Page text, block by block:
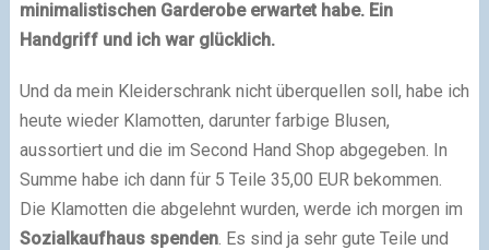
minimalistischen Garderobe erwartet habe. Ein
Handgriff und ich war glücklich.
Und da mein Kleiderschrank nicht überquellen soll, habe ich
heute wieder Klamotten, darunter farbige Blusen,
aussortiert und die im Second Hand Shop abgegeben. In
Summe habe ich dann für 5 Teile 35,00 EUR bekommen.
Die Klamotten die abgelehnt wurden, werde ich morgen im
Sozialkaufhaus spenden. Es sind ja sehr gute Teile und